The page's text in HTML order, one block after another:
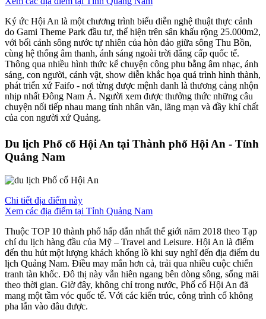
Ký ức Hội An là một chương trình biểu diễn nghệ thuật thực cảnh
do Gami Theme Park đầu tư, thể hiện trên sân khấu rộng 25.000m2,
với bối cảnh sông nước tự nhiên của hòn đảo giữa sông Thu Bồn,
cùng hệ thống âm thanh, ánh sáng ngoài trời đẳng cấp quốc tế.
Thông qua nhiều hình thức kể chuyện công phu bằng âm nhạc, ánh
sáng, con người, cảnh vật, show diễn khắc họa quá trình hình thành,
phát triển xứ Faifo - nơi từng được mệnh danh là thương cảng nhộn
nhịp nhất Đông Nam Á. Người xem được thưởng thức những câu
chuyện nối tiếp nhau mang tính nhân văn, lãng mạn và đầy khí chất
của con người xứ Quảng.
Du lịch Phố cổ Hội An tại Thành phố Hội An - Tỉnh
Quảng Nam
Chi tiết địa điểm này
Xem các địa điểm tại Tỉnh Quảng Nam
Thuộc TOP 10 thành phố hấp dẫn nhất thế giới năm 2018 theo Tạp
chí du lịch hàng đầu của Mỹ – Travel and Leisure. Hội An là điểm
đến thu hút một lượng khách khổng lồ khi suy nghĩ đến địa điểm du
lịch Quảng Nam. Điều may mắn hơn cả, trải qua nhiều cuộc chiến
tranh tàn khốc. Đô thị này vẫn hiên ngang bên dòng sông, sống mãi
theo thời gian. Giờ đây, không chỉ trong nước, Phố cổ Hội An đã
mang một tầm vóc quốc tế. Với các kiến trúc, công trình cổ không
pha lẫn vào đâu được.